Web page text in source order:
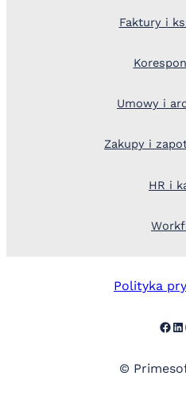
Faktury i
Umowy i
Zakupy i
HR i
Polityka
©